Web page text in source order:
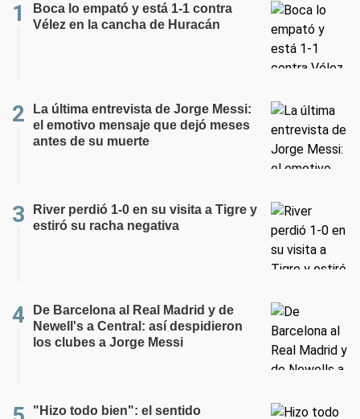
Boca lo empató y está 1-1 contra
Vélez en la cancha de Huracán
La última entrevista de Jorge Messi:
el emotivo mensaje que dejó meses
antes de su muerte
River perdió 1-0 en su visita a Tigre y
estiró su racha negativa
De Barcelona al Real Madrid y de
Newell's a Central: así despidieron
los clubes a Jorge Messi
"Hizo todo bien": el sentido